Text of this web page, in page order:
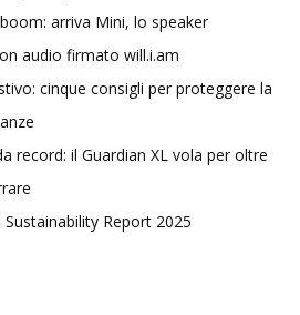
arriva Mini, lo speaker
audio firmato will.i.am
cinque consigli per proteggere la
record: il Guardian XL vola per oltre
Report 2025